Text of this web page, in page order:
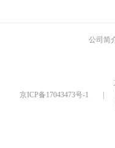
公司简
京ICP备17043473号-1